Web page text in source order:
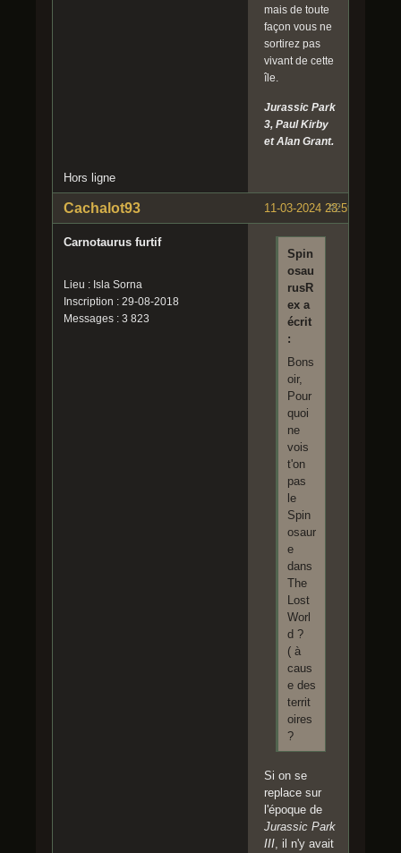
mais de toute
façon vous ne
sortirez pas
vivant de cette
île.
Jurassic Park
3, Paul Kirby
et Alan Grant.
Hors ligne
#2
11-03-2024 23:59:02
Cachalot93
Carnotaurus furtif
Lieu : Isla Sorna
Inscription : 29-08-2018
Messages : 3 823
Spin
osau
rusR
ex a
écrit
:
Bons
oir,
Pour
quoi
ne
vois
t'on
pas
le
Spin
osaur
e
dans
The
Lost
Worl
d ?
( à
caus
e des
territ
oires
?
Si on se
replace sur
l'époque de
Jurassic Park
III, il n'y avait